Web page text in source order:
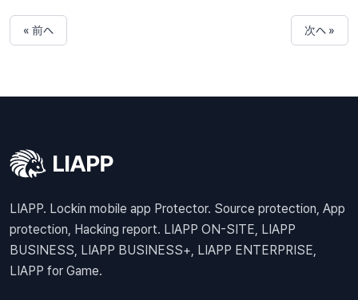
« 前へ 次へ »
LIAPP. Lockin mobile app Protector. Source protection, App
protection, Hacking report. LIAPP ON-SITE, LIAPP
BUSINESS, LIAPP BUSINESS+, LIAPP ENTERPRISE,
LIAPP for Game.